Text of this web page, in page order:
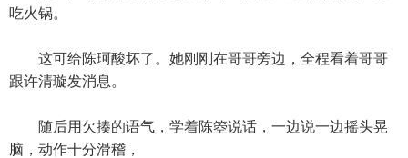
吃火锅。
这可给陈珂酸坏了。她刚刚在哥哥旁边，全程看着哥哥
跟许清璇发消息。
随后用欠揍的语气，学着陈箜说话，一边说一边摇头晃
脑，动作十分滑稽，